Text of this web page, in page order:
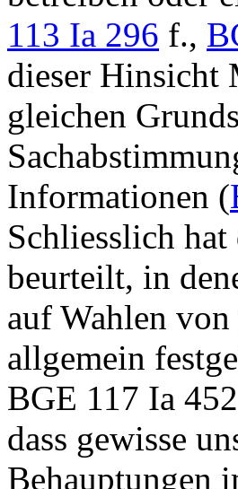
113 Ia 296 f.,
dieser Hinsicht
gleichen
Informationen (
Schliesslich
beurteilt, in
auf Wahlen
allgemein
BGE 117 Ia
dass gewisse
Behauptungen